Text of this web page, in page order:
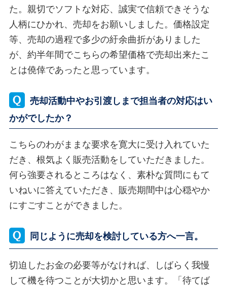
た。親切でソフトな対応、誠実で信頼できそうな
人柄にひかれ、売却をお願いしました。価格設定
等、売却の過程で多少の紆余曲折がありました
が、約半年間でこちらの希望価格で売却出来たこ
とは僥倖であったと思っています。
売却活動中やお引渡しまで担当者の対応はい
かがでしたか？
こちらのわがままな要求を寛大に受け入れていた
だき、根気よく販売活動をしていただきました。
何ら強要されるところはなく、素朴な質問にもて
いねいに答えていただき、販売期間中は心穏やか
にすごすことができました。
同じように売却を検討している方へ一言。
切迫したお金の必要等がなければ、しばらく我慢
して機を待つことが大切かと思います。「待てば